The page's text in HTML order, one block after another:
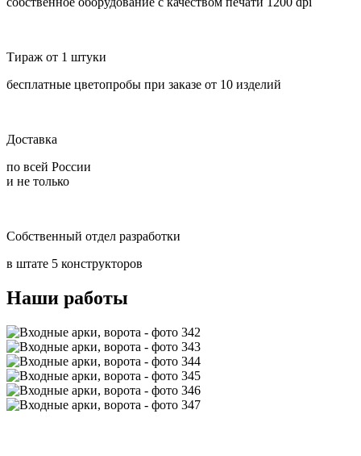
Тираж от 1 штуки
бесплатные цветопробы при заказе от 10 изделий
Доставка
по всей России
и не только
Собственный отдел разработки
в штате 5 конструкторов
Наши работы